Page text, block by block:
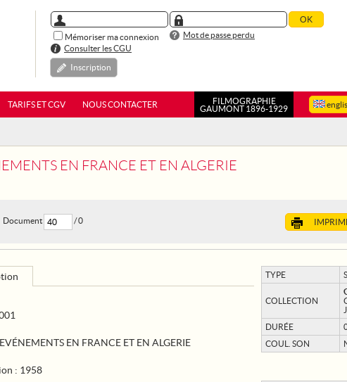
Mémoriser ma connexion
Mot de passe perdu
Consulter les CGU
Inscription
TARIFS ET CGV NOUS CONTACTER
FILMOGRAPHIE
GAUMONT 1896-1929
EN FRANCE ET EN ALGERIE
Document / 0
TYPE
COLLECTION
DURÉE
COUL. SON
EVÉNEMENTS EN FRANCE ET EN ALGERIE
: 1958